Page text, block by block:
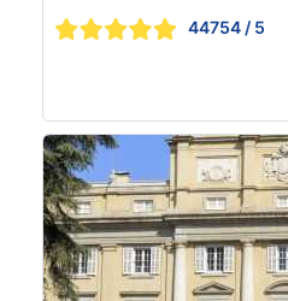
44754 / 5